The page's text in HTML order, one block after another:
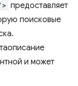
предоставляет
поисковые
и может